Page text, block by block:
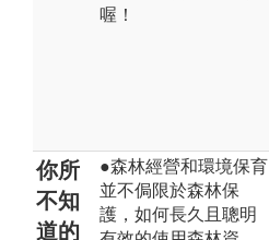
喔！
你所
不知
道的
●森林經營和環境保育
並不侷限於森林保
護，如何長久且聰明